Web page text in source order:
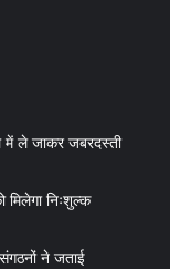
में ले जाकर जबरदस्ती
मिलेगा निःशुल्क
ने जताई